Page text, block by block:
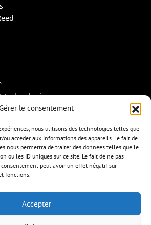
le consentement
nous utilisons des technologies telles que
accéder aux informations des appareils. Le fait de
nous permettra de traiter des données telles que le
ou les ID uniques sur ce site. Le fait de ne pas
peut avoir un effet négatif sur
fonctions.
Accepter
technologie
l’image